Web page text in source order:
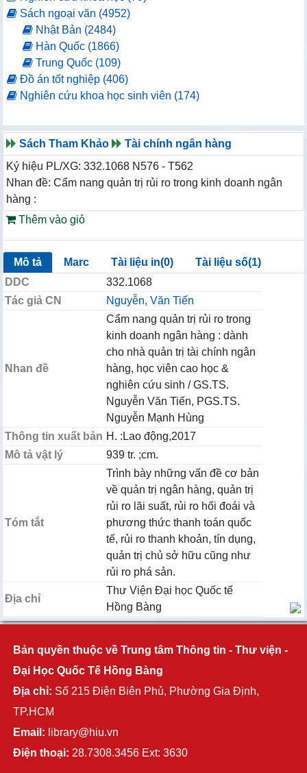
Sách ngoại văn (4952)
Nhật Bản (2484)
Hàn Quốc (1866)
Trung Quốc (109)
Đồ án tốt nghiệp (406)
Nghiên cứu khoa học sinh viên (174)
Sách Tham Khảo
Tài chính ngân hàng
Ký hiệu PL/XG: 332.1068 N576 - T562
Nhan đề: Cẩm nang quản trị rủi ro trong kinh doanh ngân
hàng :
Thêm vào giỏ
Mô tả Marc Tài liệu in(0)
Tài liệu số(1)
DDC
332.1068
Tác giả CN
Nguyễn, Văn Tiến
Nhan đề
Cẩm nang quản trị rủi ro trong
kinh doanh ngân hàng : dành
cho nhà quản trị tài chính ngân
hàng, học viên cao học &
nghiên cứu sinh / GS.TS.
Nguyễn Văn Tiến, PGS.TS.
Nguyễn Mạnh Hùng
Thông tin xuất bản H. :Lao động,2017
Mô tả vật lý
939 tr. ;cm.
Tóm tắt
Trình bày những vấn đề cơ bản
về quản trị ngân hàng, quản trị
rủi ro lãi suất, rủi ro hối đoái và
phương thức thanh toán quốc
tế, rủi ro thanh khoản, tín dụng,
quản trị chủ sở hữu cũng như
rủi ro phá sản.
Địa chỉ
Thư Viện Đại học Quốc tế
Hồng Bàng
Bản quyền thuộc về Trung tâm Thông tin - Thư viện -
Đại Học Quốc Tế Hồng Bàng
Địa chỉ: Số 215 Điện Biên Phủ, Phường Gia Định,
TP.HCM
Email: library@hiu.vn
Điện thoại: 28.7308.3456 Ext: 3630